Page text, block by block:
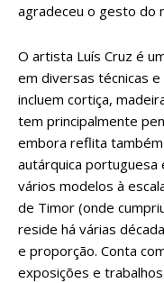
agradeceu o gesto do
O artista Luís Cruz é
em diversas técnicas
incluem cortiça,
tem principalmente
embora reflita
autárquica portuguesa
vários modelos à
de Timor (onde
reside há várias
e proporção. Conta
exposições e